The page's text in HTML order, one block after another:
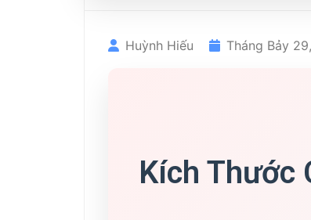
Huỳnh Hiếu Tháng Bảy
Kích Thước